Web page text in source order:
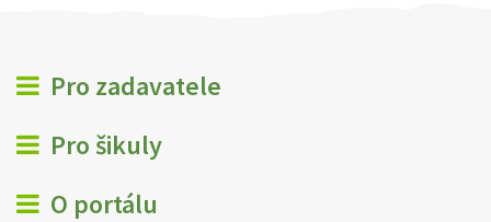
Pro zadavatele
Pro šikuly
O portálu